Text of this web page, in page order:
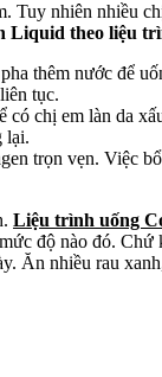
Tuy nhiên nhiều
Liquid theo liệu
thêm nước để
tục.
chị em làn da
lại.
trọn vẹn. Việc
Liệu trình uống
độ nào đó.
Ăn nhiều rau